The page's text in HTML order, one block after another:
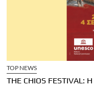
TOP NEWS
THE CHIOS FESTIVAL: